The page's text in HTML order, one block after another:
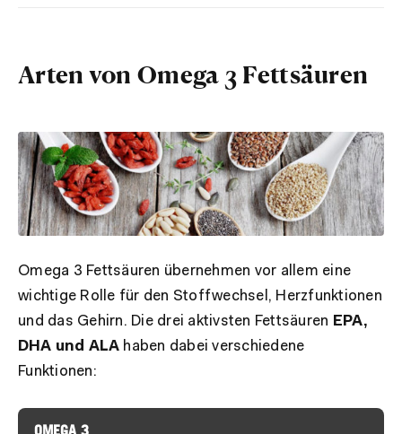
Arten von Omega 3 Fettsäuren
Omega 3 Fettsäuren übernehmen vor allem eine
wichtige Rolle für den Stoffwechsel, Herzfunktionen
und das Gehirn. Die drei aktivsten Fettsäuren EPA,
DHA und ALA haben dabei verschiedene
Funktionen: